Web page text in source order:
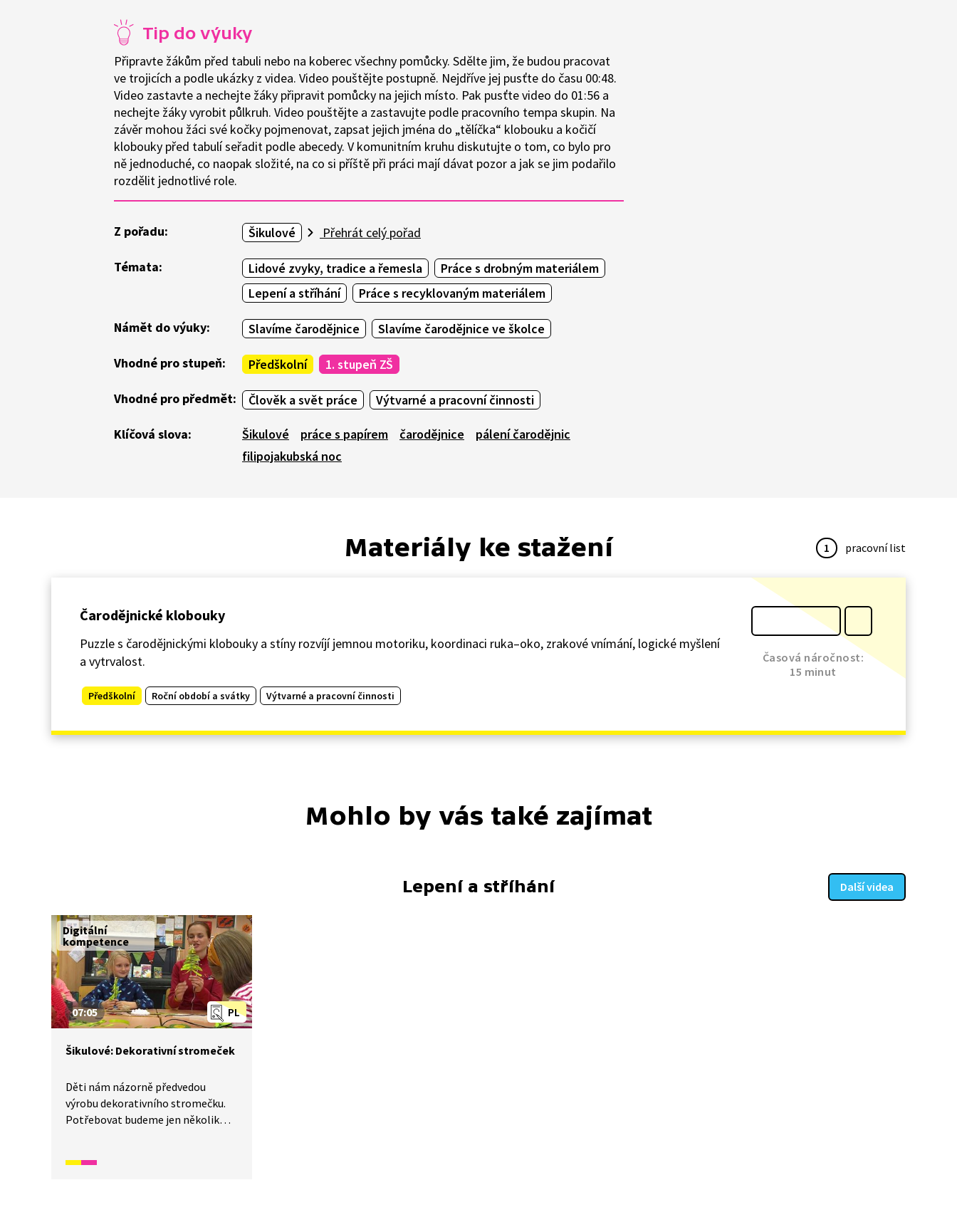
Tip do výuky
Připravte žákům před tabuli nebo na koberec všechny pomůcky. Sdělte jim, že budou pracovat
ve trojicích a podle ukázky z videa. Video pouštějte postupně. Nejdříve jej pusťte do času 00:48.
Video zastavte a nechejte žáky připravit pomůcky na jejich místo. Pak pusťte video do 01:56 a
nechejte žáky vyrobit půlkruh. Video pouštějte a zastavujte podle pracovního tempa skupin. Na
závěr mohou žáci své kočky pojmenovat, zapsat jejich jména do „tělíčka“ klobouku a kočičí
klobouky před tabulí seřadit podle abecedy. V komunitním kruhu diskutujte o tom, co bylo pro
ně jednoduché, co naopak složité, na co si příště při práci mají dávat pozor a jak se jim podařilo
rozdělit jednotlivé role.
Z pořadu: Šikulové Přehrát celý pořad
Témata: Lidové zvyky, tradice a řemesla
Práce s drobným materiálem
Lepení a stříhání
Práce s recyklovaným materiálem
Námět do výuky: Slavíme čarodějnice Slavíme čarodějnice ve školce
Vhodné pro stupeň: Předškolní 1. stupeň ZŠ
Vhodné pro předmět: Člověk a svět práce Výtvarné a pracovní činnosti
Klíčová slova: Šikulové práce s papírem čarodějnice
pálení čarodějnic
filipojakubská noc
Materiály ke stažení 1 pracovní list
Čarodějnické klobouky
Puzzle s čarodějnickými klobouky a stíny rozvíjí jemnou motoriku, koordinaci ruka–oko, zrakové vnímání, logické myšlení
a vytrvalost.
Předškolní Roční období a svátky Výtvarné a pracovní činnosti
Časová náročnost:
15 minut
Mohlo by vás také zajímat
Lepení a stříhání Další videa
Digitální
kompetence
PL
07:05
Šikulové: Dekorativní stromeček
Děti nám názorně předvedou
výrobu dekorativního stromečku.
Potřebovat budeme jen několik
klacík, provázek, nůžky a tavnou